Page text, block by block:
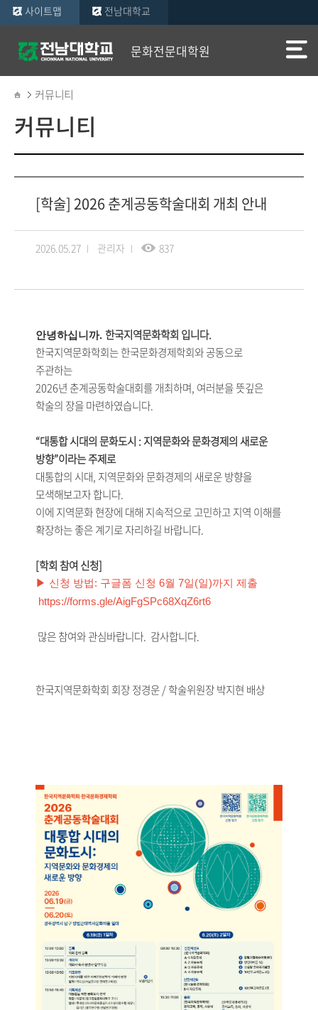
사이트맵 전남대학교
문화전문대학원
커뮤니티
커뮤니티
[학술] 2026 춘계공동학술대회 개최 안내
2026.05.27 관리자 837
안녕하십니까. 한국지역문화학회 입니다.
한국지역문화학회는 한국문화경제학회와 공동으로
주관하는
2026년 춘계공동학술대회를 개최하며, 여러분을 뜻깊은
학술의 장을 마련하였습니다.
“대통합 시대의 문화도시 : 지역문화와 문화경제의 새로운
방향”이라는 주제로
대통합의 시대, 지역문화와 문화경제의 새로운 방향을
모색해보고자 합니다.
이에 지역문화 현장에 대해 지속적으로 고민하고 지역 이해를
확장하는 좋은 계기로 자리하길 바랍니다.
[학회 참여 신청]
▶ 신청 방법: 구글폼 신청 6월 7일(일)까지 제출
https://forms.gle/AigFgSPc68XqZ6rt6
많은 참여와 관심바랍니다. 감사합니다.
한국지역문화학회 회장 정경운 / 학술위원장 박지현 배상